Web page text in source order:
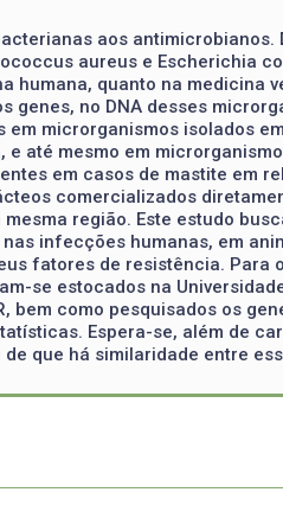
aos
aureus e Escherichia
quanto na medicina
no DNA desses
microrganismos isolados
até mesmo em
em casos de mastite em
comercializados
região. Este estudo
infecções humanas, em
fatores de resistência.
se estocados na
bem como pesquisados os
Espera-se, além de
que há similaridade entre